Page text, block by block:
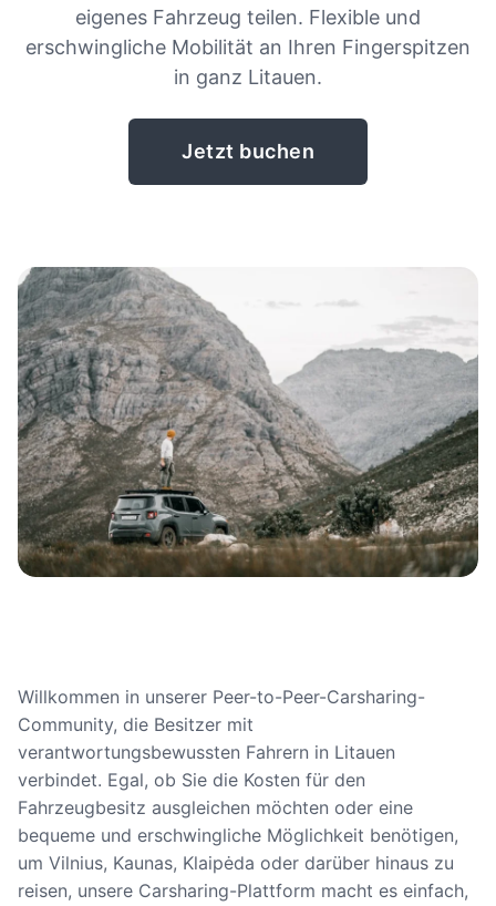
eigenes Fahrzeug teilen. Flexible und
erschwingliche Mobilität an Ihren Fingerspitzen
in ganz Litauen.
Jetzt buchen
Willkommen in unserer Peer-to-Peer-Carsharing-
Community, die Besitzer mit
verantwortungsbewussten Fahrern in Litauen
verbindet. Egal, ob Sie die Kosten für den
Fahrzeugbesitz ausgleichen möchten oder eine
bequeme und erschwingliche Möglichkeit benötigen,
um Vilnius, Kaunas, Klaipėda oder darüber hinaus zu
reisen, unsere Carsharing-Plattform macht es einfach,